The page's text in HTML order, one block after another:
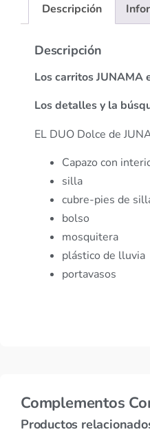
Descripción
Descripción
Los carritos JUNAMA
Los detalles y la
EL DUO Dolce de
Capazo con
silla
cubre-pies de
bolso
mosquitera
plástico de lluvia
portavasos
Complementos
Productos